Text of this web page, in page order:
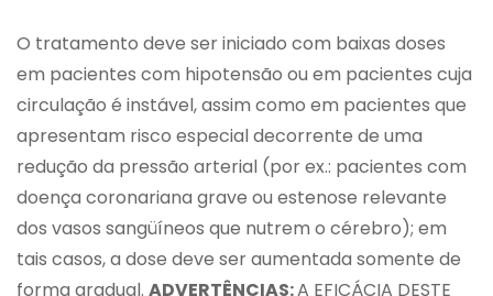
O tratamento deve ser iniciado com baixas doses
em pacientes com hipotensão ou em pacientes cuja
circulação é instável, assim como em pacientes que
apresentam risco especial decorrente de uma
redução da pressão arterial (por ex.: pacientes com
doença coronariana grave ou estenose relevante
dos vasos sangüíneos que nutrem o cérebro); em
tais casos, a dose deve ser aumentada somente de
forma gradual. ADVERTÊNCIAS:A EFICÁCIA DESTE